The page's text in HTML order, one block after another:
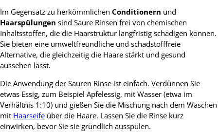
Im Gegensatz zu herkömmlichen Conditionern und
Haarspülungen sind Saure Rinsen frei von chemischen
Inhaltsstoffen, die die Haarstruktur langfristig schädigen können.
Sie bieten eine umweltfreundliche und schadstofffreie
Alternative, die gleichzeitig die Haare stärkt und gesund
aussehen lässt.
Die Anwendung der Sauren Rinse ist einfach. Verdünnen Sie
etwas Essig, zum Beispiel Apfelessig, mit Wasser (etwa im
Verhältnis 1:10) und gießen Sie die Mischung nach dem Waschen
mit Haarseife über die Haare. Lassen Sie die Rinse kurz
einwirken, bevor Sie sie gründlich ausspülen.